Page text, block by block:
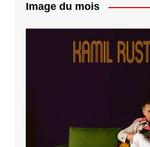
Image du mois